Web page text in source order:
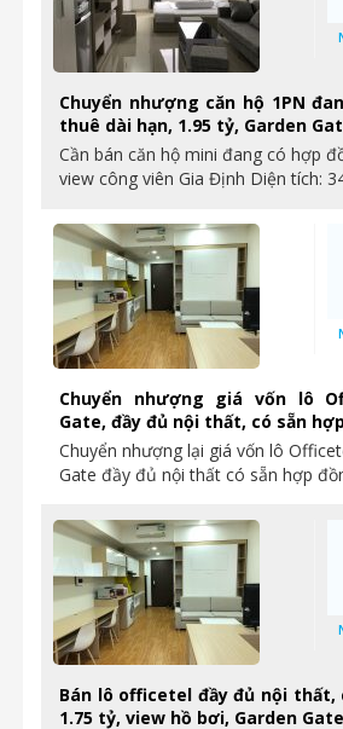
Chuyển nhượng căn hộ 1PN
thuê dài hạn, 1.95 tỷ, Garden
Cần bán căn hộ mini đang có hợp
view công viên Gia Định Diện tích:
Chuyển nhượng giá vốn lô
Gate, đầy đủ nội thất, có sẵn
Chuyển nhượng lại giá vốn lô
Gate đầy đủ nội thất có sẵn hợp
Bán lô officetel đầy đủ nội thất,
1.75 tỷ, view hồ bơi, Garden Gate